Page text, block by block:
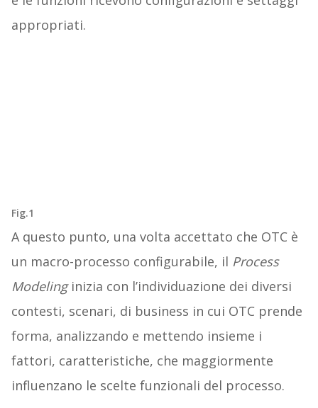
appropriati.
Fig.1
A questo punto, una volta accettato che OTC è
un macro-processo configurabile, il Process
Modelinginizia con l’individuazione dei diversi
contesti, scenari, di business in cui OTC prende
forma, analizzando e mettendo insieme i
fattori, caratteristiche, che maggiormente
influenzano le scelte funzionali del processo.